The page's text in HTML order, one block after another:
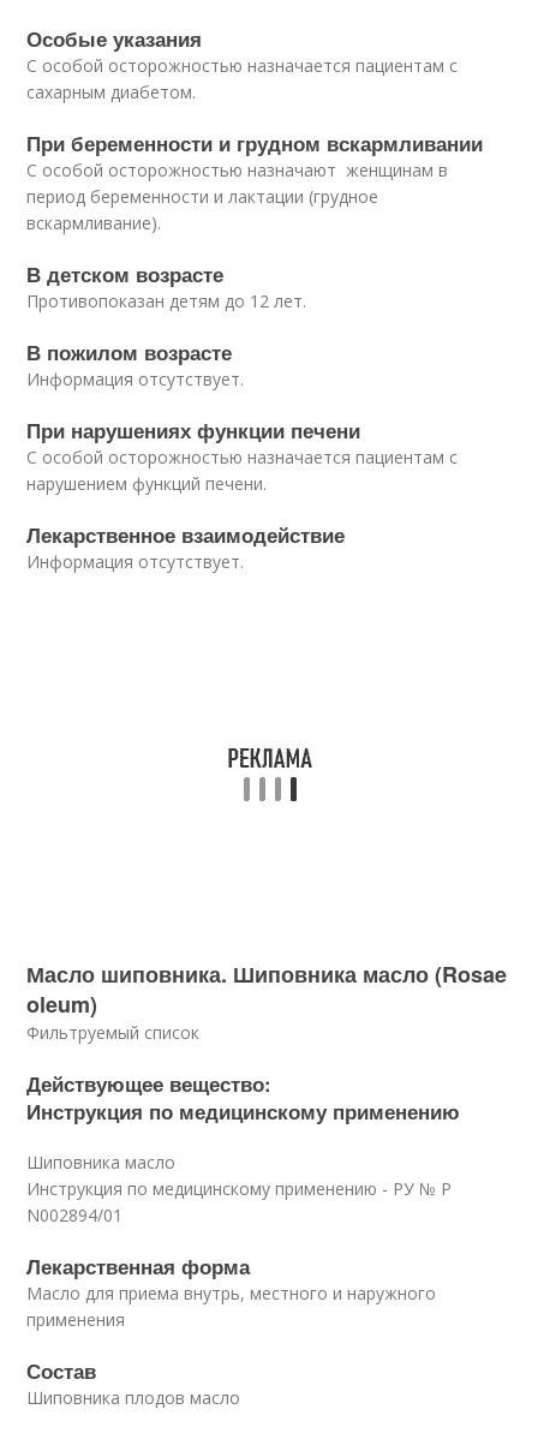
Особые указания
С особой осторожностью назначается пациентам с
сахарным диабетом.
При беременности и грудном вскармливании
С особой осторожностью назначают женщинам в
период беременности и лактации (грудное
вскармливание).
В детском возрасте
Противопоказан детям до 12 лет.
В пожилом возрасте
Информация отсутствует.
При нарушениях функции печени
С особой осторожностью назначается пациентам с
нарушением функций печени.
Лекарственное взаимодействие
Информация отсутствует.
Масло шиповника. Шиповника масло (Rosae
oleum)
Фильтруемый список
Действующее вещество:
Инструкция по медицинскому применению
Шиповника масло
Инструкция по медицинскому применению - РУ № Р
N002894/01
Лекарственная форма
Масло для приема внутрь, местного и наружного
применения
Состав
Шиповника плодов масло